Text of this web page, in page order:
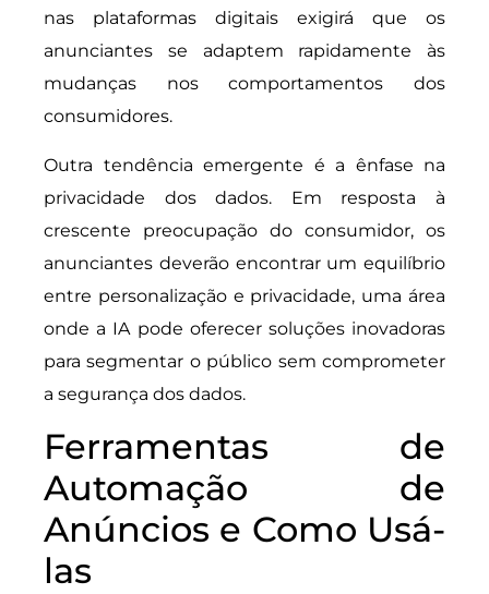
nas plataformas digitais exigirá que os
anunciantes se adaptem rapidamente às
mudanças nos comportamentos dos
consumidores.
Outra tendência emergente é a ênfase na
privacidade dos dados. Em resposta à
crescente preocupação do consumidor, os
anunciantes deverão encontrar um equilíbrio
entre personalização e privacidade, uma área
onde a IA pode oferecer soluções inovadoras
para segmentar o público sem comprometer
a segurança dos dados.
Ferramentas de
Automação de
Anúncios e Como Usá-
las